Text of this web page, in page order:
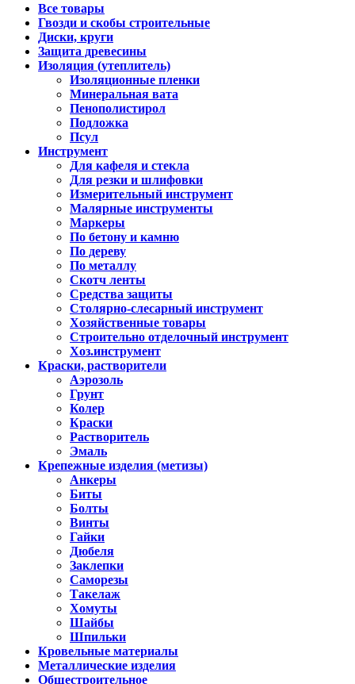
Все товары
Гвозди и скобы строительные
Диски, круги
Защита древесины
Изоляция (утеплитель)
Изоляционные пленки
Минеральная вата
Пенополистирол
Подложка
Псул
Инструмент
Для кафеля и стекла
Для резки и шлифовки
Измерительный инструмент
Малярные инструменты
Маркеры
По бетону и камню
По дереву
По металлу
Скотч ленты
Средства защиты
Столярно-слесарный инструмент
Хозяйственные товары
Строительно отделочный инструмент
Хоз.инструмент
Краски, растворители
Аэрозоль
Грунт
Колер
Краски
Растворитель
Эмаль
Крепежные изделия (метизы)
Анкеры
Биты
Болты
Винты
Гайки
Дюбеля
Заклепки
Саморезы
Такелаж
Хомуты
Шайбы
Шпильки
Кровельные материалы
Металлические изделия
Общестроительное